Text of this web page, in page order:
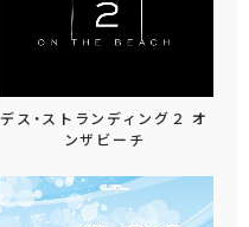
デス・ストランディング２ オ
ンザビーチ